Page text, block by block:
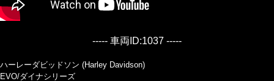
----- 車両ID:1037 -----
ハーレーダビッドソン (Harley Davidson)
EVO/ダイナシリーズ